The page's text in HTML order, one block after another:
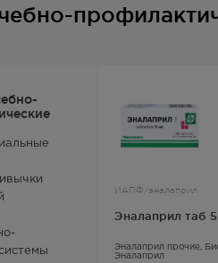
ИАПФ/эналаприл
Эналаприл таб
Эналаприл прочие,
Эналаприл